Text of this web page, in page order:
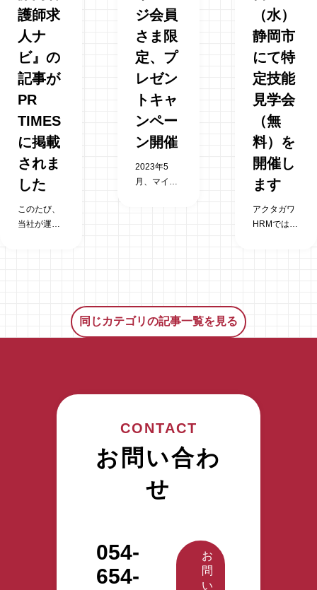
護師求
人ナ
ビ』の
記事が
PR
TIMES
に掲載
されま
した
このたび、
当社が運営
TIMES」に
ジ会員
さま限
定、プ
レゼン
トキャ
ンペー
ン開催
2023年5
月、マイペ
ーン！」 既
に中盤に差
増えるこの
時期。マイ
ページ会員
さまへ日頃
の感謝を込
プレゼンを
ます。 景品
（水）
静岡市
にて特
定技能
見学会
（無
料）を
開催し
ます
アクタガワ
HRMでは参
の部 14時
～16時（残
同じカテゴリの記事一覧を見る
CONTACT
お問い合わ
せ
054-
654-
お
問
い